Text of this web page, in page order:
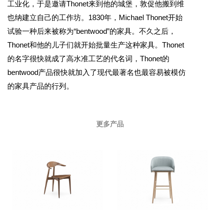
工业化，于是邀请Thonet来到他的城堡，敦促他搬到维
也纳建立自己的工作坊。1830年，Michael Thonet开始
试验一种后来被称为“bentwood”的家具。不久之后，
Thonet和他的儿子们就开始批量生产这种家具。Thonet
的名字很快就成了高水准工艺的代名词，Thonet的
bentwood产品很快就加入了现代最著名也最容易被模仿
的家具产品的行列。
更多产品